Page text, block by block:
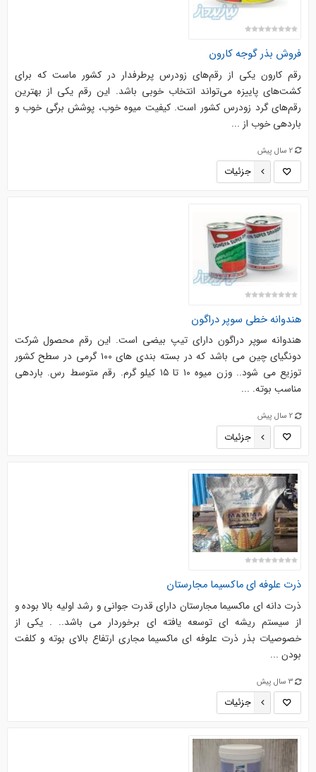
فروش بذر گوجه کارون
رقم کارون یکی از رقم‌های زودرس پرطرفدار در کشور ماست که برای
کشت‌های پاییزه می‌تواند انتخاب خوبی باشد. این رقم یکی از بهترین
رقم‌های گرد زودرس کشور است. کیفیت میوه خوب، پوشش برگی خوب و
باردهی خوب از ...
2 سال پیش
جزئیات
هندوانه خطی سوپر دراگون
هندوانه سوپر دراگون دارای تیپ بیضی است. این رقم محصول شرکت
دونگیای چین می باشد که در بسته بندی های ۱۰۰ گرمی در سطح کشور
توزیع می شود.. وزن میوه ۱۰ تا ۱۵ کیلو گرم. رقم متوسط رس. باردهی
مناسب بوته. ...
2 سال پیش
جزئیات
ذرت علوفه ای ماکسیما مجارستان
ذرت دانه ای ماکسیما مجارستان دارای قدرت جوانی و رشد اولیه بالا بوده و
از سیستم ریشه ای توسعه یافته ای برخوردار می باشد.. . یکی از
خصوصیات بذر ذرت علوفه ای ماکسیما مجاری ارتفاع بالای بوته و کلفت
بودن ...
3 سال پیش
جزئیات